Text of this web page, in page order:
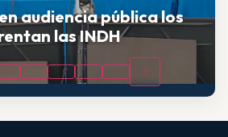
audiencia pública los
las INDH
›